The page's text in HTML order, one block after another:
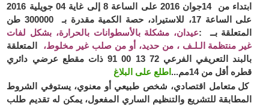
ابتداء من
14
جوان 2016 على الساعة 8 إلى غاية 04 جويلية 2016
على الساعة 17، للاستيراد، حصة الكمية مقدرة بـ 300000 طن
المتعلقة بــ
:عيدان، مشكلة بالأسطوانات بالحرارة، بشكل لفات
غير منتظمة الـلـف ، من حديد، أو من صلب غير مخلوط، المتعلقة
بالبند التعريفي الفرعي 72 13
91 00ذات مقطع عرضي دائري
قطره أقل من 14مم..
. اطلع على البلاغ
كل متعامل اقتصادي، شخص طبيعي أو معنوي، يستوفي الشروط
المطابقة للتشريع والتنظيم الساري المفعول، يمكن له تقديم طلب